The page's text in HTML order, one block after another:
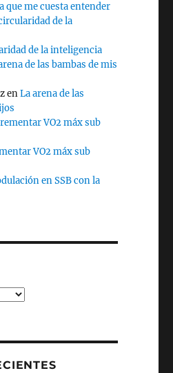
que me cuesta entender
de la
de la inteligencia
de las bambas de mis
enLa arena de las
VO2 máx sub
VO2 máx sub
en SSB con la